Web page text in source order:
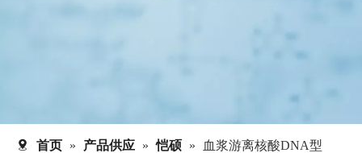
首页 » 产品供应 » 恺硕 » 血浆游离核酸DNA型